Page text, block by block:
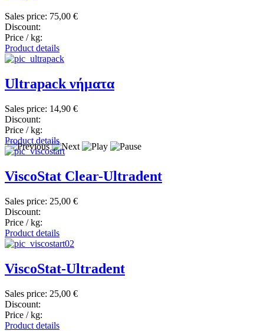
Sales price: 75,00 €
Discount:
Price / kg:
Product details
Ultrapack νήματα
Sales price: 14,90 €
Discount:
Price / kg:
Product details
ViscoStat Clear-Ultradent
Sales price: 25,00 €
Discount:
Price / kg:
Product details
ViscoStat-Ultradent
Sales price: 25,00 €
Discount:
Price / kg:
Product details